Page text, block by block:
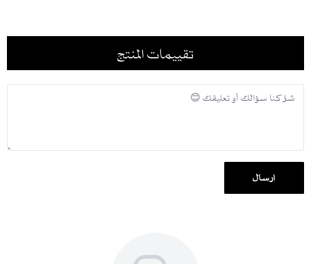
شحن سريع لكل مناطق المملكة ودول الخليج، مع إمكانية الدفع بالتقسيط
تقييمات المنتج
إرسال